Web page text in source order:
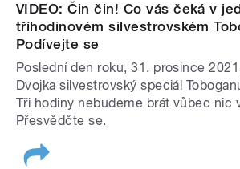
VIDEO: Čin čin! Co vás čeká v
tříhodinovém silvestrovském
Podívejte se
Poslední den roku, 31. prosince
Dvojka silvestrovský speciál
Tři hodiny nebudeme brát vůbec nic
Přesvědčte se.